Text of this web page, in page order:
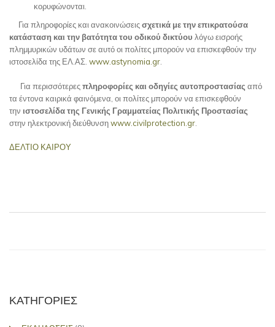
κορυφώνονται.
Για πληροφορίες και ανακοινώσειςσχετικά με την επικρατούσα
κατάσταση και την βατότητα του οδικού δικτύου λόγω εισροής
πλημμυρικών υδάτων σε αυτό οι πολίτες μπορούν να επισκεφθούν την
ιστοσελίδα της ΕΛ.ΑΣ. www.astynomia.gr.
Για περισσότερεςπληροφορίες και οδηγίες αυτοπροστασίας από
τα έντονα καιρικά φαινόμενα, οι πολίτες μπορούν να επισκεφθούν
την ιστοσελίδατης Γενικής Γραμματείας Πολιτικής Προστασίας
στην ηλεκτρονική διεύθυνσηwww.civilprotection.gr
ΔΕΛΤΙΟ ΚΑΙΡΟΥ
ΚΑΤΗΓΟΡΙΕΣ